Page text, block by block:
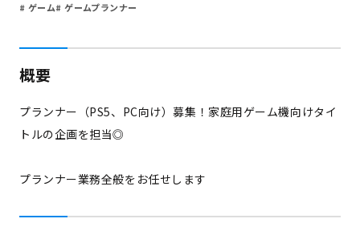
ゲーム ゲームプランナー
概要
プランナー（PS5、PC向け）募集！家庭用ゲーム機向けタイ
トルの企画を担当◎
プランナー業務全般をお任せします